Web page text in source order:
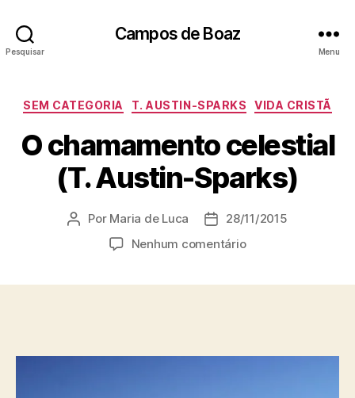
Pesquisar
Campos de Boaz
Menu
C
t
e
g
o
i
a
SEM CATEGORIA T. AUSTIN-SPARKS VIDA CRISTÃ
O chamamento celestial
(T. Austin-Sparks)
A
r
o
Por Maria de Luca
D
d
b
28/11/2015
Nenhum comentárioe